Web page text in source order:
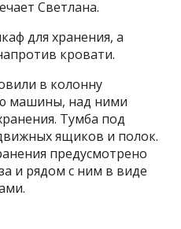
Светлана.
для хранения, а
кровати.
в колонну
машины, над ними
Тумба под
ящиков и полок.
предусмотрено
и рядом с ним в виде